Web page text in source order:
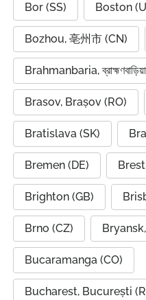
Bor (SS) Boston
Bozhou, 亳州市 (CN)
Brahmanbaria,
Brasov, Brașov (RO)
Bratislava (SK)
Bremen (DE)
Brighton (GB)
Brno (CZ)
Bucaramanga (CO)
Bucharest, București